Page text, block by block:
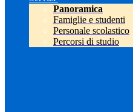
Panoramica
Famiglie e studenti
Personale scolastico
Percorsi di studio